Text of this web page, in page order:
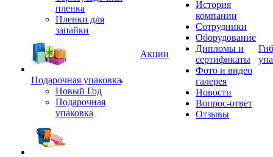
пленка
Пленки для
запайки
Подарочная упаковка
Новый Год
Подарочная
упаковка
Акции
История
компании
Сотрудники
Оборудование
Дипломы и
сертификаты
Фото и видео
галерея
Новости
Вопрос-ответ
Отзывы